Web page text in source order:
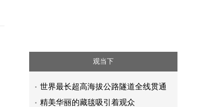
观当下
世界最长超高海拔公路隧道全线贯通
精美华丽的藏毯吸引着观众